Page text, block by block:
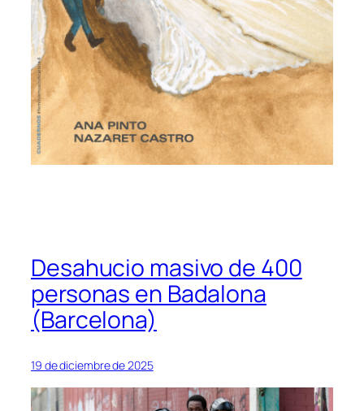
Desahucio masivo de 400
personas en Badalona
(Barcelona)
19 de diciembre de 2025